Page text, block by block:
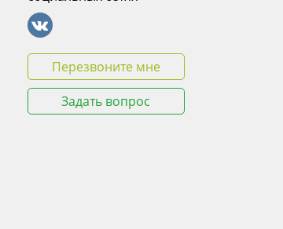
Перезвоните мне
Задать вопрос